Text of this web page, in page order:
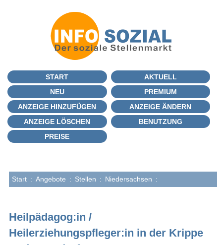
START
AKTUELL
NEU
PREMIUM
ANZEIGE HINZUFÜGEN
ANZEIGE ÄNDERN
ANZEIGE LÖSCHEN
BENUTZUNG
PREISE
Start : Angebote : Stellen : Niedersachsen :
Heilpädagog:in /
Heilerziehungspfleger:in in der Krippe